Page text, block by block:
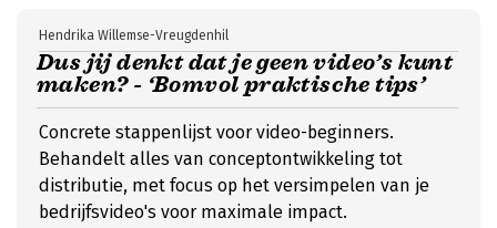
Dus jij denkt dat je geen video’s kunt
maken? - ‘Bomvol praktische tips’
Hendrika Willemse-Vreugdenhil
Concrete stappenlijst voor video-beginners.
Behandelt alles van conceptontwikkeling tot
distributie, met focus op het versimpelen van je
bedrijfsvideo's voor maximale impact.